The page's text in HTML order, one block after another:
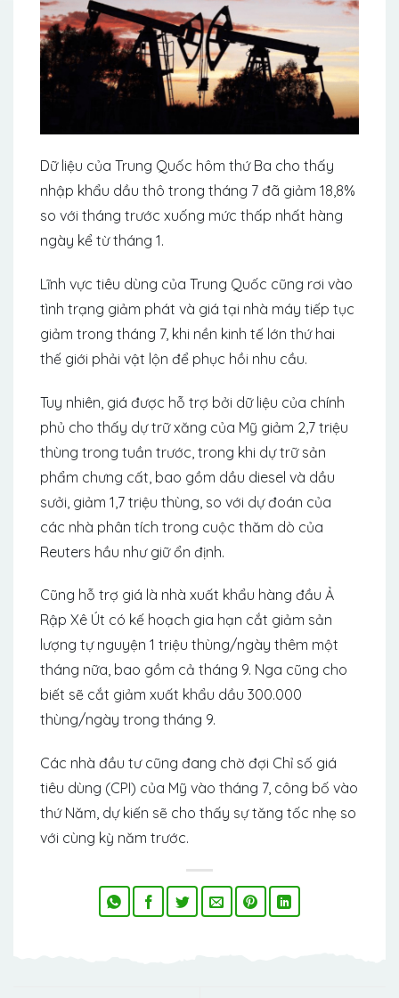
Dữ liệu của Trung Quốc hôm thứ Ba cho thấy
nhập khẩu dầu thô trong tháng 7 đã giảm 18,8%
so với tháng trước xuống mức thấp nhất hàng
ngày kể từ tháng 1.
Lĩnh vực tiêu dùng của Trung Quốc cũng rơi vào
tình trạng giảm phát và giá tại nhà máy tiếp tục
giảm trong tháng 7, khi nền kinh tế lớn thứ hai
thế giới phải vật lộn để phục hồi nhu cầu.
Tuy nhiên, giá được hỗ trợ bởi dữ liệu của chính
phủ cho thấy dự trữ xăng của Mỹ giảm 2,7 triệu
thùng trong tuần trước, trong khi dự trữ sản
phẩm chưng cất, bao gồm dầu diesel và dầu
sưởi, giảm 1,7 triệu thùng, so với dự đoán của
các nhà phân tích trong cuộc thăm dò của
Reuters hầu như giữ ổn định.
Cũng hỗ trợ giá là nhà xuất khẩu hàng đầu Ả
Rập Xê Út có kế hoạch gia hạn cắt giảm sản
lượng tự nguyện 1 triệu thùng/ngày thêm một
tháng nữa, bao gồm cả tháng 9. Nga cũng cho
biết sẽ cắt giảm xuất khẩu dầu 300.000
thùng/ngày trong tháng 9.
Các nhà đầu tư cũng đang chờ đợi Chỉ số giá
tiêu dùng (CPI) của Mỹ vào tháng 7, công bố vào
thứ Năm, dự kiến ​​sẽ cho thấy sự tăng tốc nhẹ so
với cùng kỳ năm trước.